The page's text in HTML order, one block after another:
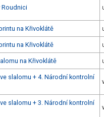
Roudnici
na Křivoklátě
na Křivoklátě
na Křivoklátě
slalomu + 4. Národní kontrolní
slalomu + 3. Národní kontrolní